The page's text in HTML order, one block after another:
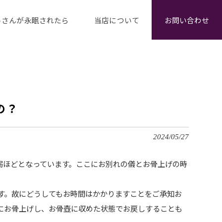
んが永眠されたら 当店について お問い合わせ
？
2024/05/27
どとなっています。ここにお別れの儀とお骨上げの時
故にどうしてもお時間はかかりますことをご承知お
骨上げし、お骨壺に収めた状態でお戻しすることも